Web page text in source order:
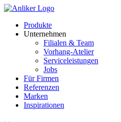
Produkte
Unternehmen
Filialen & Team
Vorhang-Atelier
Serviceleistungen
Jobs
Für Firmen
Referenzen
Marken
Inspirationen